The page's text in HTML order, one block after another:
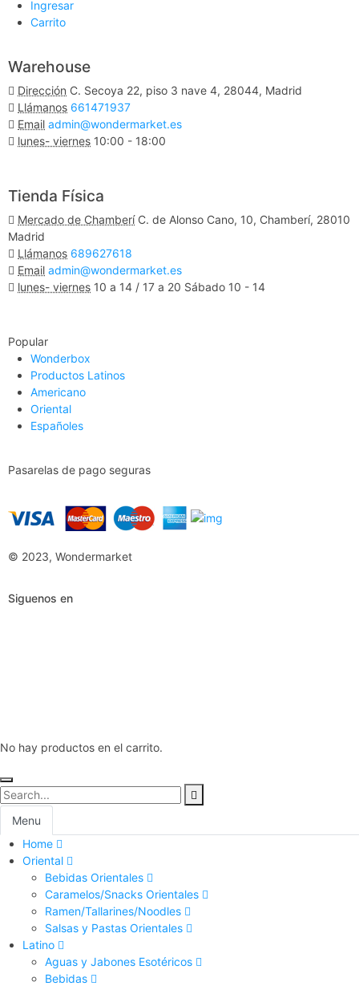
Ingresar
Carrito
Warehouse
Dirección C. Secoya 22, piso 3 nave 4, 28044, Madrid
Llámanos 661471937
Email admin@wondermarket.es
lunes- viernes 10:00 - 18:00
Tienda Física
Mercado de Chamberí C. de Alonso Cano, 10, Chamberí, 28010
Madrid
Llámanos 689627618
Email admin@wondermarket.es
lunes- viernes 10 a 14 / 17 a 20 Sábado 10 - 14
Popular
Wonderbox
Productos Latinos
Americano
Oriental
Españoles
Pasarelas de pago seguras
© 2023, Wondermarket
Siguenos en
No hay productos en el carrito.
Menu
Home
Oriental
Bebidas Orientales
Caramelos/Snacks Orientales
Ramen/Tallarines/Noodles
Salsas y Pastas Orientales
Latino
Aguas y Jabones Esotéricos
Bebidas